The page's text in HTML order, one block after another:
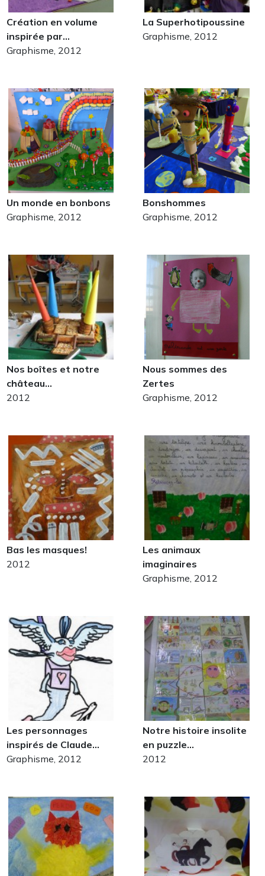
Création en volume
inspirée par…
Graphisme, 2012
La Superhotipoussine
Graphisme, 2012
Un monde en bonbons
Graphisme, 2012
Bonshommes
Graphisme, 2012
Nos boîtes et notre
château…
2012
Nous sommes des
Zertes
Graphisme, 2012
Bas les masques!
2012
Les animaux
imaginaires
Graphisme, 2012
Les personnages
inspirés de Claude…
Graphisme, 2012
Notre histoire insolite
en puzzle...
2012